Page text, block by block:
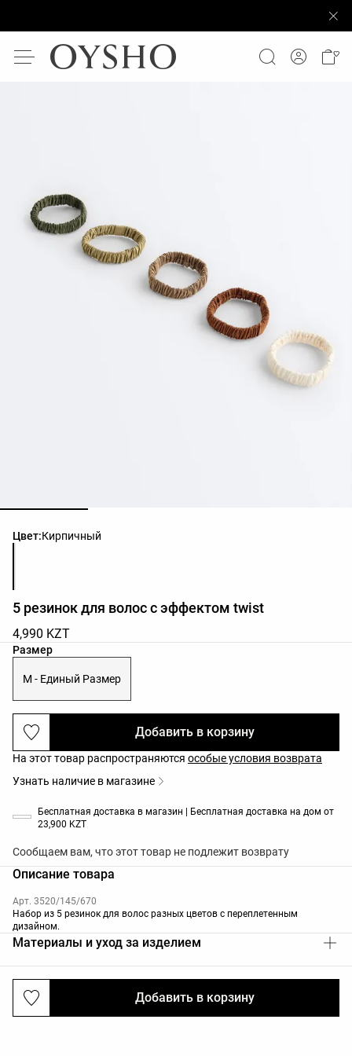
Цвет:Кирпичный
Список цветов товара
5 резинок для волос с эффектом twist
4,990 KZT
Размер
Список размеров товара
M - Единый Размер
Добавить в корзину
Добавить в корзину
На этот товар распространяются особые условия возврата
Узнать наличие в магазине
Бесплатная доставка в магазин | Бесплатная доставка на дом от
23,900 KZT
Сообщаем вам, что этот товар не подлежит возврату
Описание товара
Арт. 3520/145/670
Набор из 5 резинок для волос разных цветов с переплетенным
дизайном.
Материалы и уход за изделием
Доставка и возврат